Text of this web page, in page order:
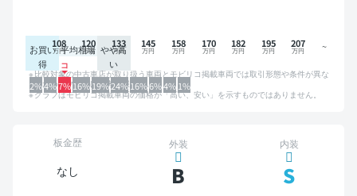
お買い
得
平均相場 やや高
い
2%4%7%16%19%24%16%6%4%1%
108 120 133 145 158 170 182 195 207
比較対象の中古車店が取り扱う車両とモビリコ掲載車両では取引形態や条件が異な
るため、グラフは参考情報です。
グラフはモビリコ掲載車両の価格が「高い、安い」を示すものではありません。
板金歴
なし
外装
B
内装
S